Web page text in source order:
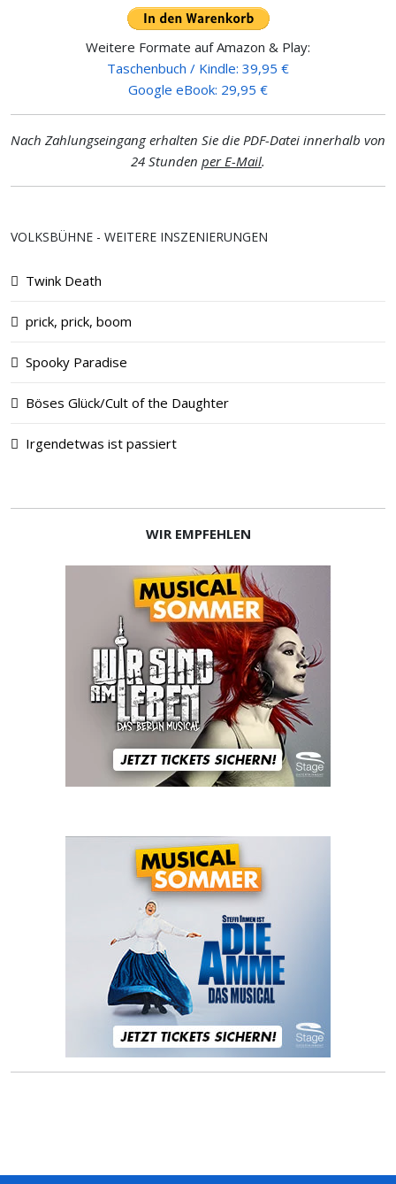
Weitere Formate auf Amazon & Play:
Taschenbuch / Kindle: 39,95 €
Google eBook: 29,95 €
Nach Zahlungseingang erhalten Sie die PDF-Datei innerhalb von
24 Stunden per E-Mail.
VOLKSBÜHNE - WEITERE INSZENIERUNGEN
Twink Death
prick, prick, boom
Spooky Paradise
Böses Glück/Cult of the Daughter
Irgendetwas ist passiert
WIR EMPFEHLEN